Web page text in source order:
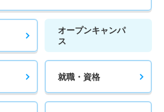
オープンキャンパ
ス
就職・資格